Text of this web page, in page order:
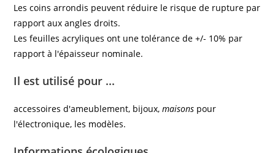
Les coins arrondis peuvent réduire le risque de rupture par
rapport aux angles droits.
Les feuilles acryliques ont une tolérance de +/- 10% par
rapport à l'épaisseur nominale.
Il est utilisé pour ...
accessoires d'ameublement, bijoux,maisons pour
l'électronique, les modèles.